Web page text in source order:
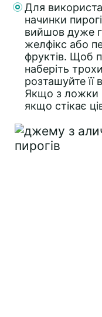
Для
начинки
вийшов дуже
желфікс або
фруктів. Щоб
наберіть
розташуйте
Якщо з ложки
якщо стікає